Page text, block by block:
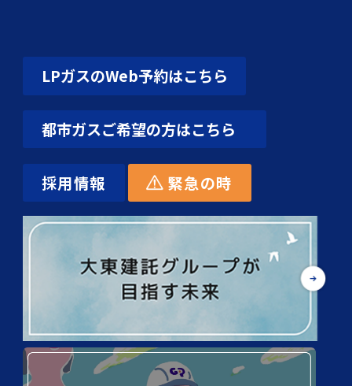
LPガスのWeb予約はこちら
都市ガスご希望の方はこちら
採用情報 緊急の時